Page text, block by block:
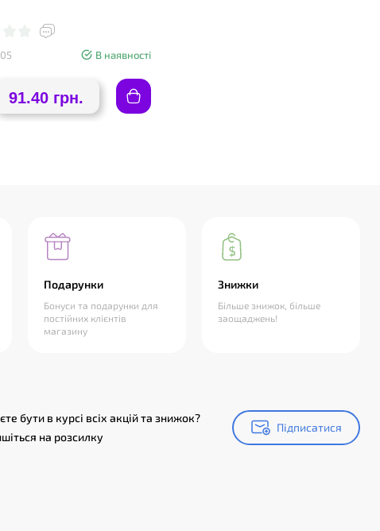
В наявності
91.40 грн.
Подарунки
Бонуси та подарунки для
постійних клієнтів
магазину
Знижки
Більше знижок, більше
заощаджень!
бути в курсі всіх акцій та знижок?
на розсилку
Підписатися
Підписатися